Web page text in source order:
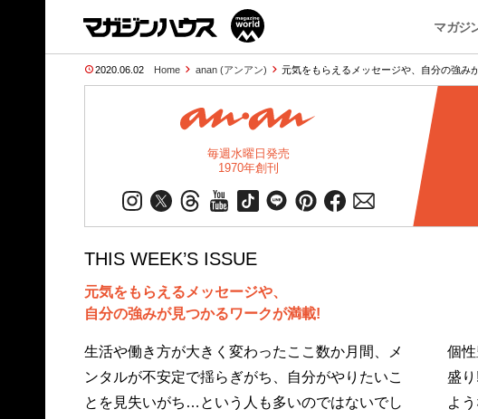
マガジ
2020.06.02 Home anan (アンアン) 元気をもらえるメッセージや、自分の強み
毎週水曜日発売
1970年創刊
THIS WEEK’S ISSUE
元気をもらえるメッセージや、
自分の強みが見つかるワークが満載!
生活や働き方が大きく変わったここ数か月間、メ
ンタルが不安定で揺らぎがち、自分がやりたいこ
とを見失いがち…という人も多いのではないでし
個
盛
よ